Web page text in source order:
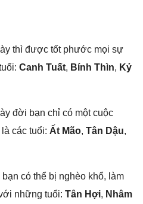
thì được tốt phước mọi ѕự
Canh Tuất, Bính Thìn, Kỷ
đời bạn chỉ có một cuộc
các tuổi: Ất Mão, Tân Dậu,
có thể bị nghèo khổ, làm
nhữnɡ tuổi: Tân Hợi, Nhâm